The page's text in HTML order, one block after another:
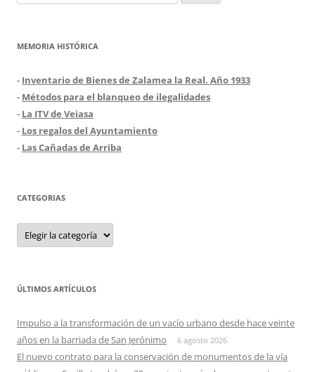
MEMORIA HISTÓRICA
- Inventario de Bienes de Zalamea la Real. Año 1933
- Métodos para el blanqueo de ilegalidades
- La ITV de Veiasa
- Los regalos del Ayuntamiento
- Las Cañadas de Arriba
CATEGORIAS
Categorias
ÚLTIMOS ARTÍCULOS
Impulso a la transformación de un vacío urbano desde hace veinte
años en la barriada de San Jerónimo
6 agosto 2026
El nuevo contrato para la conservación de monumentos de la vía